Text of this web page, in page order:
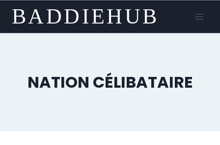
content
BADDIEHUB
NATION CÉLIBATAIRE